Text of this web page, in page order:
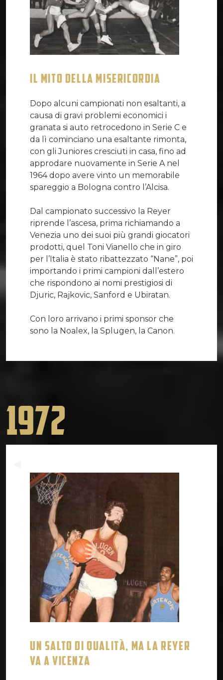
IL MITO DELLA MISERICORDIA
Dopo alcuni campionati non esaltanti, a
causa di gravi problemi economici i
granata si auto retrocedono in Serie C e
da lì cominciano una esaltante rimonta,
con gli Juniores cresciuti in casa, fino ad
approdare nuovamente in Serie A nel
1964 dopo avere vinto un memorabile
spareggio a Bologna contro l’Alcisa.
Dal campionato successivo la Reyer
riprende l’ascesa, prima richiamando a
Venezia uno dei suoi più grandi giocatori
prodotti, quel Toni Vianello che in giro
per l’Italia è stato ribattezzato “Nane”, poi
importando i primi campioni dall’estero
che rispondono ai nomi prestigiosi di
Djuric, Rajkovic, Sanford e Ubiratan.
Con loro arrivano i primi sponsor che
sono la Noalex, la Splugen, la Canon.
1972
UN SALTO DI QUALITÀ, MA LA REYER
VA A VICENZA